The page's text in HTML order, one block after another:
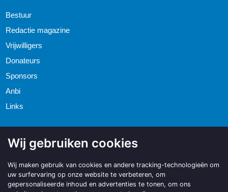
Wij gebruiken cookies
Wij maken gebruik van cookies en andere tracking-technologieën om
uw surfervaring op onze website te verbeteren, om
gepersonaliseerde inhoud en advertenties te tonen, om ons
Bestuur
Redactie magazine
Vrijwilligers
Donateurs
Sponsors
Anbi
Links